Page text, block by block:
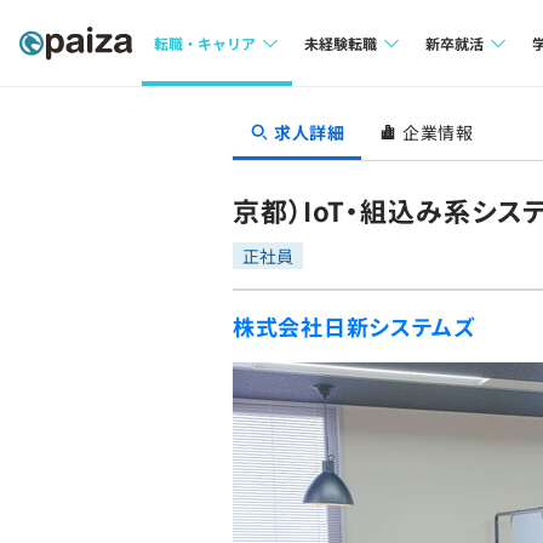
転職・キャリア
転職成功ガイド
転職エージェント
未経験転職
求人検索
転職成功ガイド
新卒就活
本選考
インターン
イベント・セ
インタビュー
就活成功ガイド
求人詳細 企業情報
京都）IoT・組込み系シ
正社員
株式会社日新システムズ